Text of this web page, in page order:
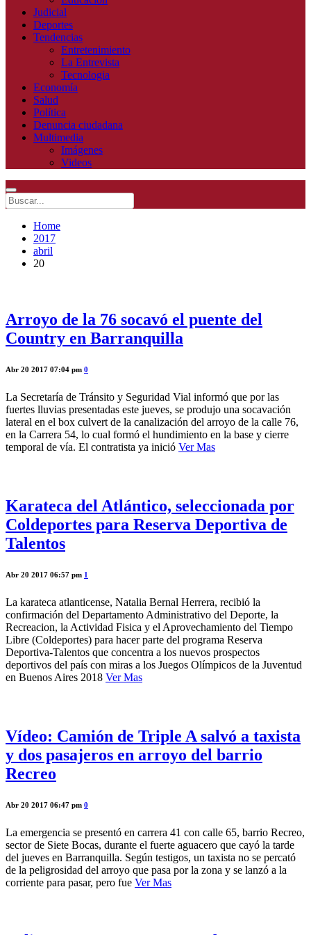
Judicial
Deportes
Tendencias
Entretenimiento
La Entrevista
Tecnologia
Economía
Salud
Política
Denuncia ciudadana
Multimedia
Imágenes
Videos
Home
2017
abril
20
Arroyo de la 76 socavó el puente del
Country en Barranquilla
Abr 20 2017 07:04 pm 0
La Secretaría de Tránsito y Seguridad Vial informó que por las
fuertes lluvias presentadas este jueves, se produjo una socavación
lateral en el box culvert de la canalización del arroyo de la calle 76,
en la Carrera 54, lo cual formó el hundimiento en la base y cierre
temporal de vía. El contratista ya inició Ver Mas
Karateca del Atlántico, seleccionada por
Coldeportes para Reserva Deportiva de
Talentos
Abr 20 2017 06:57 pm 1
La karateca atlanticense, Natalia Bernal Herrera, recibió la
confirmación del Departamento Administrativo del Deporte, la
Recreacion, la Actividad Fisica y el Aprovechamiento del Tiempo
Libre (Coldeportes) para hacer parte del programa Reserva
Deportiva-Talentos que concentra a los nuevos prospectos
deportivos del país con miras a los Juegos Olímpicos de la Juventud
en Buenos Aires 2018 Ver Mas
Vídeo: Camión de Triple A salvó a taxista
y dos pasajeros en arroyo del barrio
Recreo
Abr 20 2017 06:47 pm 0
La emergencia se presentó en carrera 41 con calle 65, barrio Recreo,
sector de Siete Bocas, durante el fuerte aguacero que cayó la tarde
del jueves en Barranquilla. Según testigos, un taxista no se percató
de la peligrosidad del arroyo que pasa por la zona y se lanzó a la
corriente para pasar, pero fue Ver Mas